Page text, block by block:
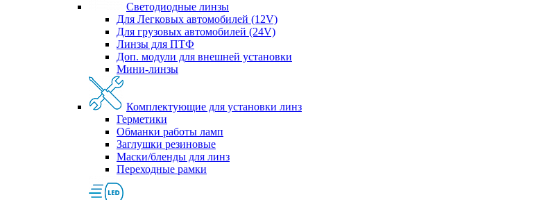
Светодиодные линзы
Для Легковых автомобилей (12V)
Для грузовых автомобилей (24V)
Линзы для ПТФ
Доп. модули для внешней установки
Мини-линзы
Комплектующие для установки линз
Герметики
Обманки работы ламп
Заглушки резиновые
Маски/бленды для линз
Переходные рамки